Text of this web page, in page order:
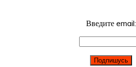
Введите email: